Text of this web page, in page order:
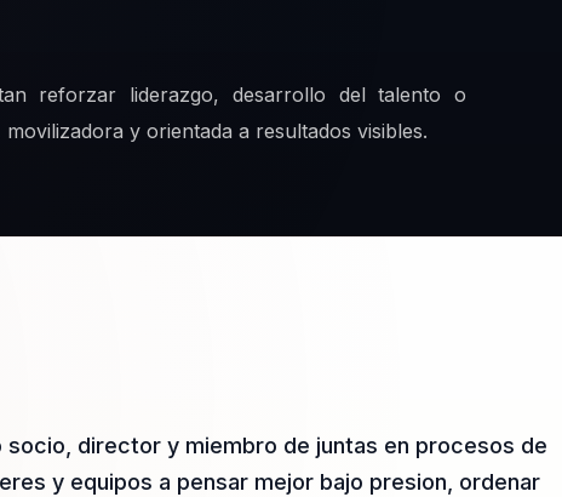
reforzar liderazgo, desarrollo del talento o
y orientada a resultados visibles.
director y miembro de juntas en procesos de
y equipos a pensar mejor bajo presion, ordenar